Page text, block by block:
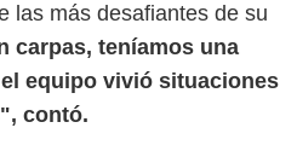
las más desafiantes de su
carpas, teníamos una
equipo vivió situaciones
contó.